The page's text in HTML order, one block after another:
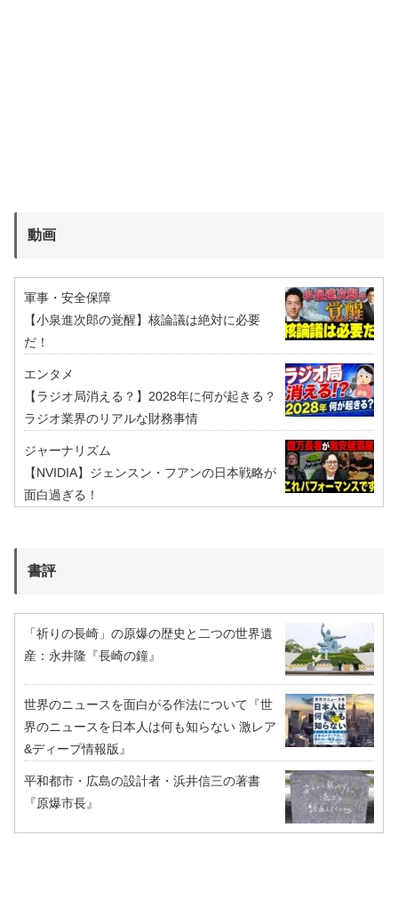
動画
軍事・安全保障
【小泉進次郎の覚醒】核論議は絶対に必要
だ！
エンタメ
【ラジオ局消える？】2028年に何が起きる？
ラジオ業界のリアルな財務事情
ジャーナリズム
【NVIDIA】ジェンスン・フアンの日本戦略が
面白過ぎる！
書評
「祈りの長崎」の原爆の歴史と二つの世界遺
産：永井隆『長崎の鐘』
世界のニュースを面白がる作法について『世
界のニュースを日本人は何も知らない 激レア
&ディープ情報版』
平和都市・広島の設計者・浜井信三の著書
『原爆市長』